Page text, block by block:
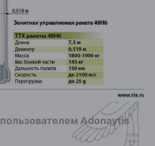
пользователем Adonaytis